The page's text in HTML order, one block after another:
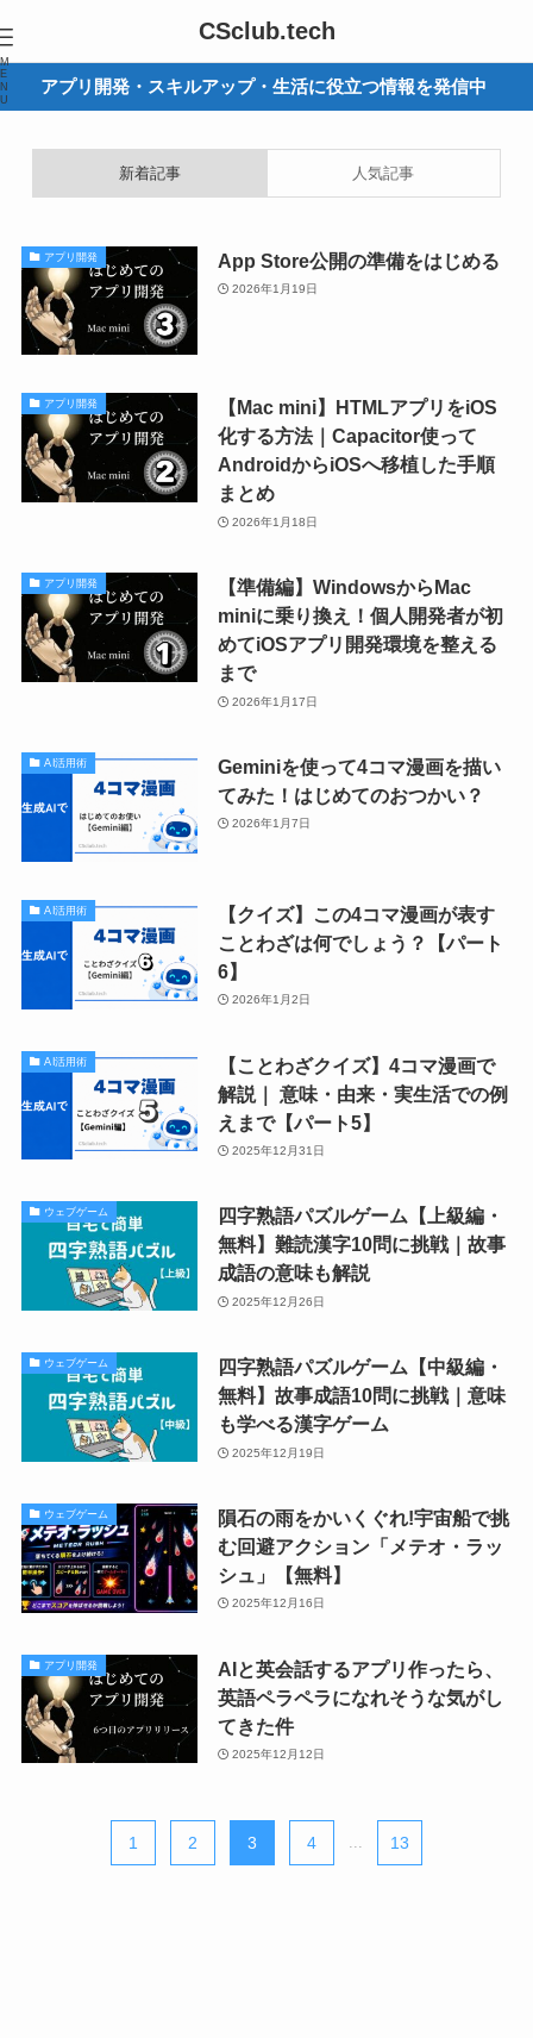
CSclub.tech
M
E
N
U
アプリ開発・スキルアップ・生活に役立つ情報を発信中
新着記事 人気記事
アプリ開発 App Store公開の準備をはじめる
2026年1月19日
アプリ開発
【Mac mini】HTMLアプリをiOS
化する方法｜Capacitor使って
AndroidからiOSへ移植した手順
まとめ
2026年1月18日
アプリ開発
【準備編】WindowsからMac
miniに乗り換え！個人開発者が初
めてiOSアプリ開発環境を整える
まで
2026年1月17日
AI活用術
Geminiを使って4コマ漫画を描い
てみた！はじめてのおつかい？
2026年1月7日
AI活用術
【クイズ】この4コマ漫画が表す
ことわざは何でしょう？【パート
6】
2026年1月2日
AI活用術
【ことわざクイズ】4コマ漫画で
解説｜ 意味・由来・実生活での例
えまで【パート5】
2025年12月31日
ウェブゲーム
四字熟語パズルゲーム【上級編・
無料】難読漢字10問に挑戦｜故事
成語の意味も解説
2025年12月26日
ウェブゲーム
四字熟語パズルゲーム【中級編・
無料】故事成語10問に挑戦｜意味
も学べる漢字ゲーム
2025年12月19日
ウェブゲーム
隕石の雨をかいくぐれ!宇宙船で挑
む回避アクション「メテオ・ラッ
シュ」【無料】
2025年12月16日
アプリ開発
AIと英会話するアプリ作ったら、
英語ペラペラになれそうな気がし
てきた件
2025年12月12日
1 2 3 4 ... 13